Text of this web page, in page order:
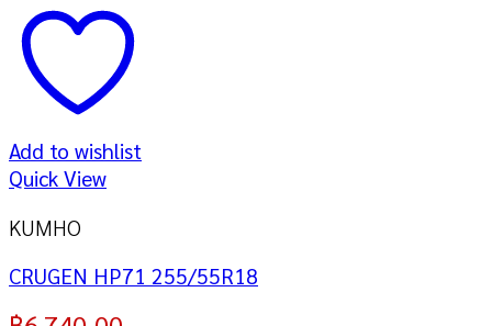
Add to wishlist
Quick View
KUMHO
CRUGEN HP71 255/55R18